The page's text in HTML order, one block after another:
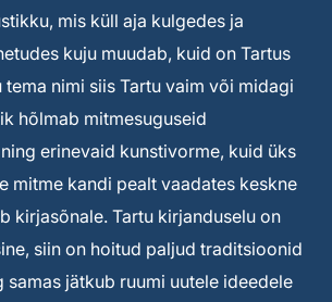
mis küll aja kulgedes ja
kuju muudab, kuid on Tartus
nimi siis Tartu vaim või midagi
hõlmab mitmesuguseid
erinevaid kunstivorme, kuid üks
mitme kandi pealt vaadates keskne
kirjasõnale. Tartu kirjanduselu on
siin on hoitud paljud traditsioonid
samas jätkub ruumi uutele ideedele